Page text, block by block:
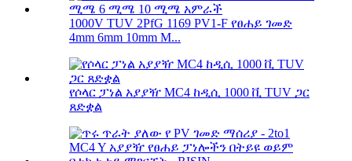
1000V TUV 2PfG 1169 PV1-F የፀሐይ ገመድ
4mm 6mm 10mm M...
የሶላር ፓነል አያያዥ MC4 ከዲሲ 1000 ቪ TUV ጋር
ጸድቋል